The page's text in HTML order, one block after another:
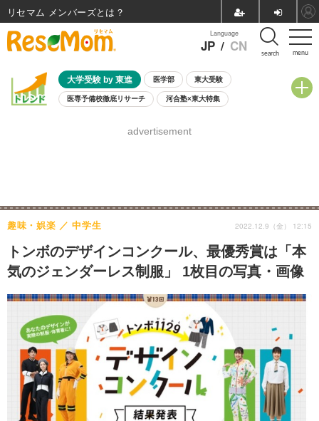
menu
Language
JP / CN search
大学受験 by 東進 医学部 東大受験
医専予備校徹底リサーチ 河合塾×東大特集
8月開催学校説明会・相談会
advertisement
トンボのデザインコンクール、最優秀賞は「本
気のジェンダーレス制服」 1枚目の写真・画像
趣味・娯楽 中学生 2022.12.9（金） 12:15
リセマム メンバーズ